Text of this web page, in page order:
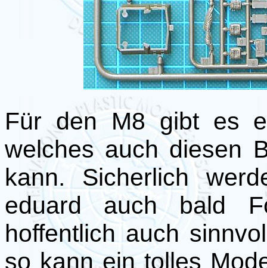
Für den M8 gibt es
welches auch diesen
kann. Sicherlich
eduard auch bald
hoffentlich auch
so kann ein tolles